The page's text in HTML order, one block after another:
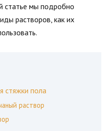
статье мы подробно
растворов, как их
стяжки пола
раствор